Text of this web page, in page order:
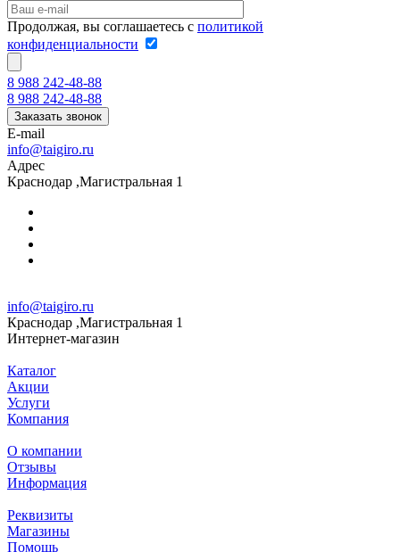
Продолжая, вы соглашаетесь с политикой
конфиденциальности
8 988 242-48-88
8 988 242-48-88
Заказать звонок
E-mail
info@taigiro.ru
Адрес
Краснодар ,Магистральная 1
info@taigiro.ru
Краснодар ,Магистральная 1
Интернет-магазин
Каталог
Акции
Услуги
Компания
О компании
Отзывы
Информация
Реквизиты
Магазины
Помощь